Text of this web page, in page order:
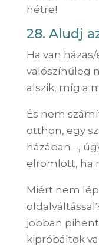
hétre!
28. Aludj
Ha van
valószínűleg
alszik, míg a
És nem
otthon, egy
házában –,
elromlott, ha
Miért nem
jobban
kipróbáltok